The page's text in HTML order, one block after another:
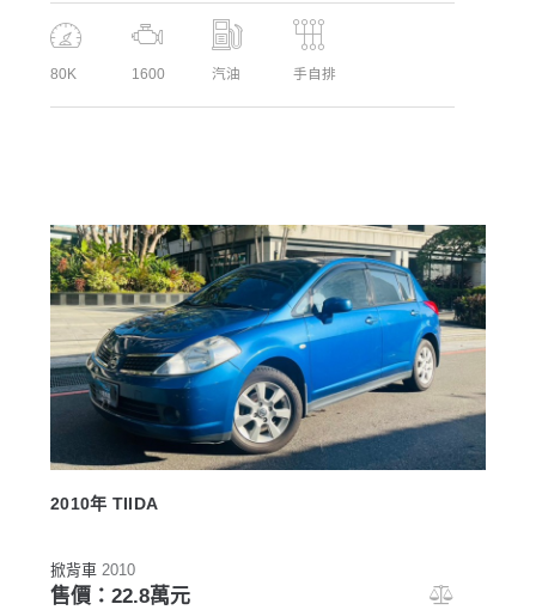
80K 1600 汽油 手自排
2010年 TIIDA
掀背車 2010
售價：22.8萬元